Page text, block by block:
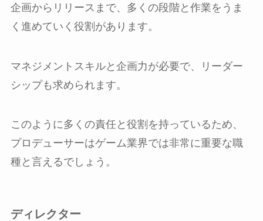
企画からリリースまで、多くの段階と作業をうま
く進めていく役割があります。
マネジメントスキルと企画力が必要で、リーダー
シップも求められます。
このように多くの責任と役割を持っているため、
プロデューサーはゲーム業界では非常に重要な職
種と言えるでしょう。
ディレクター